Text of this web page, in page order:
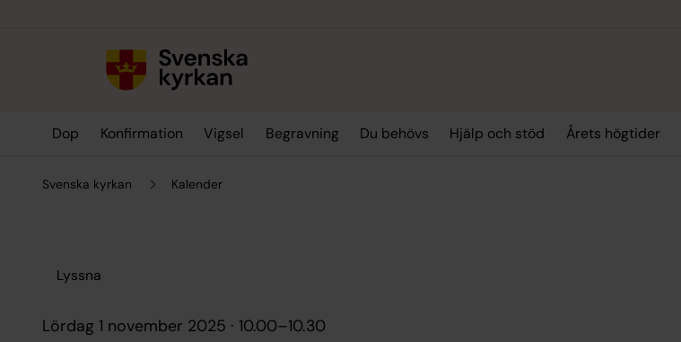
Dop Konfirmation Vigsel Begravning Du behövs Hjälp och stöd Årets högtider
Svenska kyrkan Kalender
Lyssna
lördag 1 november 2025 · 10.00–10.30